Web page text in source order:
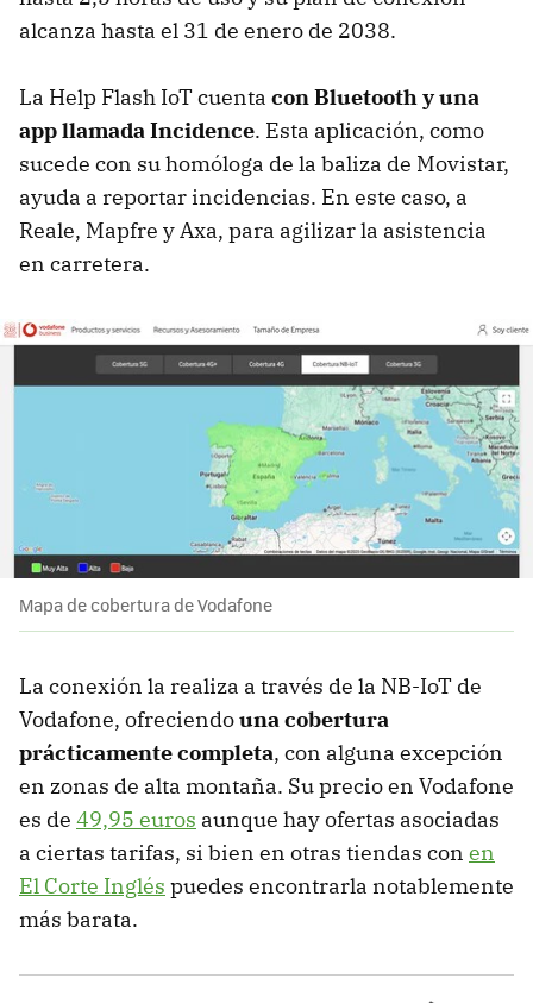
alcanza hasta el 31 de enero de 2038.
La Help Flash IoT cuenta con Bluetooth y una
app llamada Incidence. Esta aplicación, como
sucede con su homóloga de la baliza de Movistar,
ayuda a reportar incidencias. En este caso, a
Reale, Mapfre y Axa, para agilizar la asistencia
en carretera.
Mapa de cobertura de Vodafone
La conexión la realiza a través de la NB-IoT de
Vodafone, ofreciendouna cobertura
prácticamente completa, con alguna excepción
en zonas de alta montaña. Su precio en Vodafone
es de 49,95 euros aunque hay ofertas asociadas
a ciertas tarifas, si bien en otras tiendas con en
El Corte Inglés puedes encontrarla notablemente
más barata.